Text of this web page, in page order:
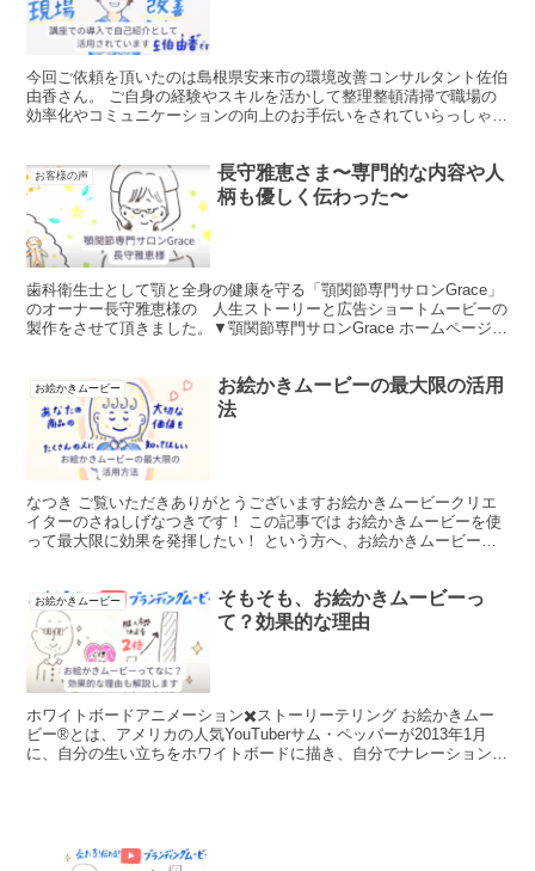
今回ご依頼を頂いたのは島根県安来市の環境改善コンサルタント佐伯
由香さん。 ご自身の経験やスキルを活かして整理整頓清掃で職場の
効率化やコミュニケーションの向上のお手伝いをされていらっしゃい
お客様の声
長守雅恵さま〜専門的な内容や人
柄も優しく伝わった〜
歯科衛生士として顎と全身の健康を守る「顎関節専門サロンGrace」
のオーナー長守雅恵様の 人生ストーリーと広告ショートムービーの
製作をさせて頂きました。▼顎関節専門サロンGrace ホームページ
お絵かきムービー
お絵かきムービーの最大限の活用
法
なつき ご覧いただきありがとうございますお絵かきムービークリエ
イターのさねしげなつきです！ この記事では お絵かきムービーを使
って最大限に効果を発揮したい！ という方へ、お絵かきムービーの
お絵かきムービー
そもそも、お絵かきムービーっ
て？効果的な理由
ホワイトボードアニメーション✖️ストーリーテリング お絵かきムー
ビー®️とは、アメリカの人気YouTuberサム・ペッパーが2013年1月
に、自分の生い立ちをホワイトボードに描き、自分でナレーションを